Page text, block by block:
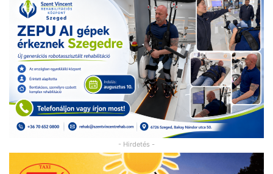
- Hirdetés -